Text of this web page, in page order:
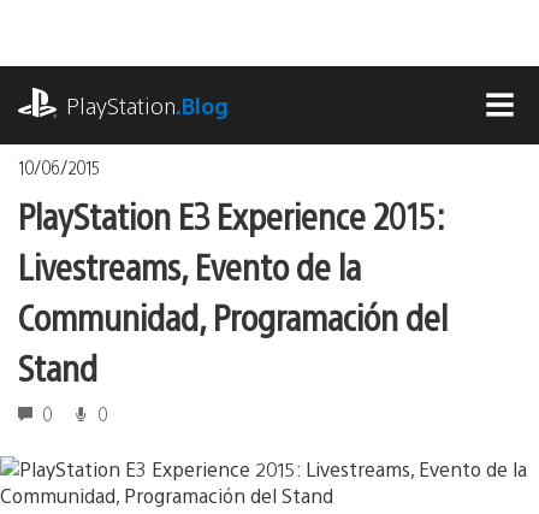
contenido
PlayStation.Blog
10/06/2015
PlayStation E3 Experience 2015:
Livestreams, Evento de la
Communidad, Programación del
Stand
0 0